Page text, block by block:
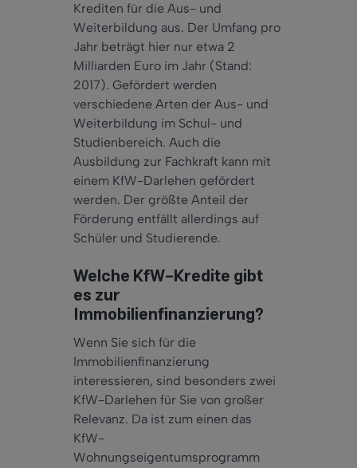
Krediten für die Aus- und
Weiterbildung aus. Der Umfang pro
Jahr beträgt hier nur etwa 2
Milliarden Euro im Jahr (Stand:
2017). Gefördert werden
verschiedene Arten der Aus- und
Weiterbildung im Schul- und
Studienbereich. Auch die
Ausbildung zur Fachkraft kann mit
einem KfW-Darlehen gefördert
werden. Der größte Anteil der
Förderung entfällt allerdings auf
Schüler und Studierende.
Welche KfW-Kredite gibt
es zur
Immobilienfinanzierung?
Wenn Sie sich für die
Immobilienfinanzierung
interessieren, sind besonders zwei
KfW-Darlehen für Sie von großer
Relevanz. Da ist zum einen das
KfW-
Wohnungseigentumsprogramm